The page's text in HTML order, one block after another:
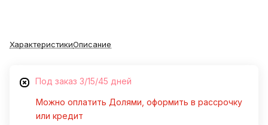
ХарактеристикиОписание
Под заказ 3/15/45 дней
Можно оплатить Долями, оформить в рассрочку
или кредит